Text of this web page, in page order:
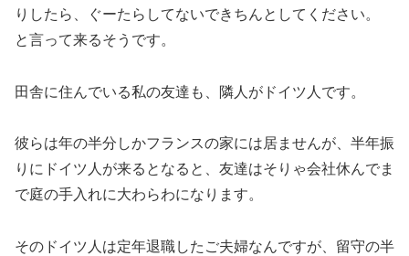
りしたら、ぐーたらしてないできちんとしてください。
と言って来るそうです。
田舎に住んでいる私の友達も、隣人がドイツ人です。
彼らは年の半分しかフランスの家には居ませんが、半年振
りにドイツ人が来るとなると、友達はそりゃ会社休んでま
で庭の手入れに大わらわになります。
そのドイツ人は定年退職したご夫婦なんですが、留守の半